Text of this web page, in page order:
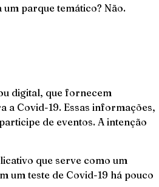
parque temático? Não.
digital, que fornecem
a Covid-19. Essas informações,
de eventos. A intenção
que serve como um
um teste de Covid-19 há pouco